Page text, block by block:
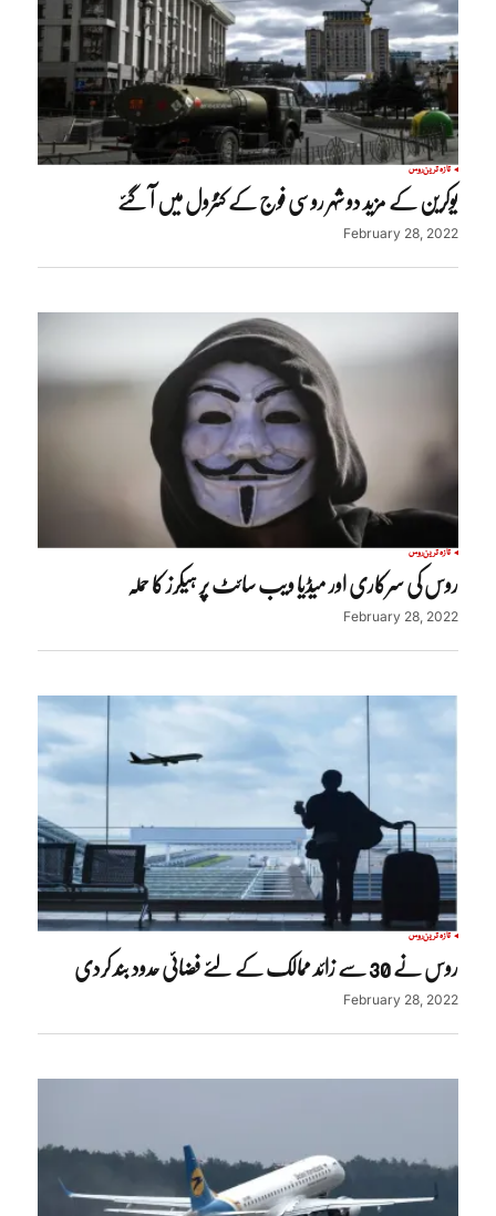
تازہ ترینروس
یوکرین کے مزید دو شہر روسی فوج کے کنٹرول میں آ گئے
February 28, 2022
تازہ ترینروس
روس کی سرکاری اور میڈیا ویب سائٹ پر ہیکرز کا حملہ
February 28, 2022
تازہ ترینروس
روس نے 30 سے زائد ممالک کے لئے فضائی حدود بند کردی
February 28, 2022